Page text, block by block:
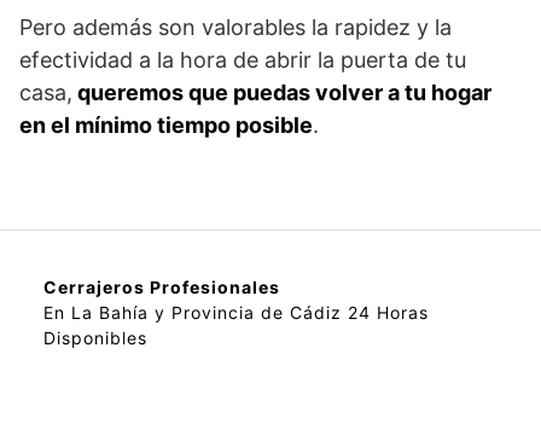
Pero además son valorables la rapidez y la
efectividad a la hora de abrir la puerta de tu
casa, queremos que puedas volver a tu hogar
en el mínimo tiempo posible.
Cerrajeros Profesionales
En La Bahía y Provincia de Cádiz 24 Horas
Disponibles